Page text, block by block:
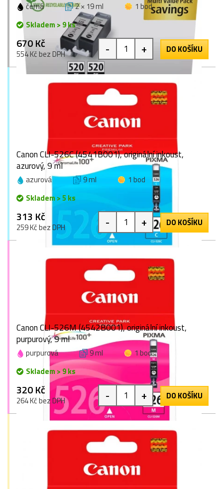
černá 2 × 19 ml
1 bod
Skladem > 9 ks
670 Kč
554 Kč bez DPH - + DO KOŠÍKU
Canon CLI-526C (4541B001), originální inkoust,
azurový, 9 ml
azurová 9 ml
1 bod
Skladem > 5 ks
313 Kč
259 Kč bez DPH - + DO KOŠÍKU
Canon CLI-526M (4542B001), originální inkoust,
purpurový, 9 ml
purpurová 9 ml
1 bod
Skladem > 9 ks
320 Kč
264 Kč bez DPH - + DO KOŠÍKU